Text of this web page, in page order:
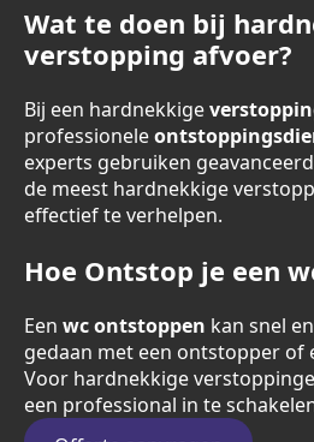
Wat te doen bij
verstopping afvoer?
Bij een hardnekkige
professionele
experts gebruiken
de meest hardnekkige
effectief te verhelpen.
Hoe Ontstop je een
Een wc ontstoppen kan snel
gedaan met een ontstopper of
Voor hardnekkige
een professional in te